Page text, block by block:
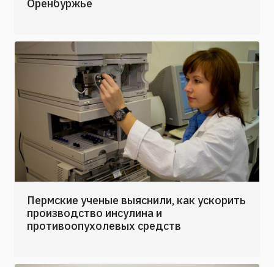
Оренбуржье
Пермские ученые выяснили, как ускорить
производство инсулина и
противоопухолевых средств